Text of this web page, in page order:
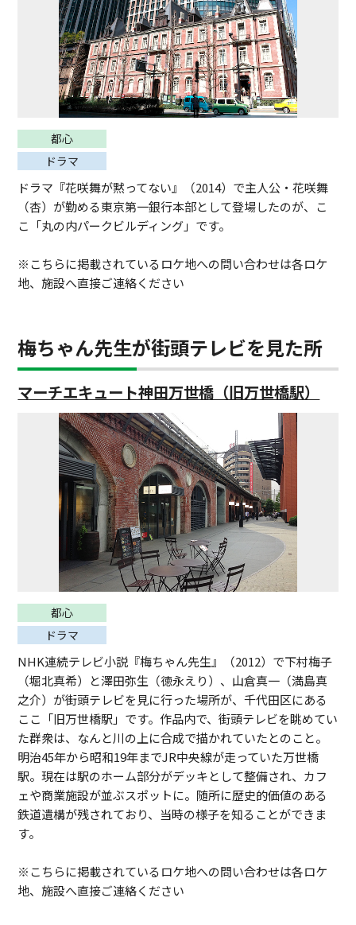
都心
ドラマ
ドラマ『花咲舞が黙ってない』（2014）で主人公・花咲舞
（杏）が勤める東京第一銀行本部として登場したのが、こ
こ「丸の内パークビルディング」です。
※こちらに掲載されているロケ地への問い合わせは各ロケ
地、施設へ直接ご連絡ください
梅ちゃん先生が街頭テレビを見た所
マーチエキュート神田万世橋（旧万世橋駅）
都心
ドラマ
NHK連続テレビ小説『梅ちゃん先生』（2012）で下村梅子
（堀北真希）と澤田弥生（徳永えり）、山倉真一（満島真
之介）が街頭テレビを見に行った場所が、千代田区にある
ここ「旧万世橋駅」です。作品内で、街頭テレビを眺めてい
た群衆は、なんと川の上に合成で描かれていたとのこと。
明治45年から昭和19年までJR中央線が走っていた万世橋
駅。現在は駅のホーム部分がデッキとして整備され、カフ
ェや商業施設が並ぶスポットに。随所に歴史的価値のある
鉄道遺構が残されており、当時の様子を知ることができま
す。
※こちらに掲載されているロケ地への問い合わせは各ロケ
地、施設へ直接ご連絡ください